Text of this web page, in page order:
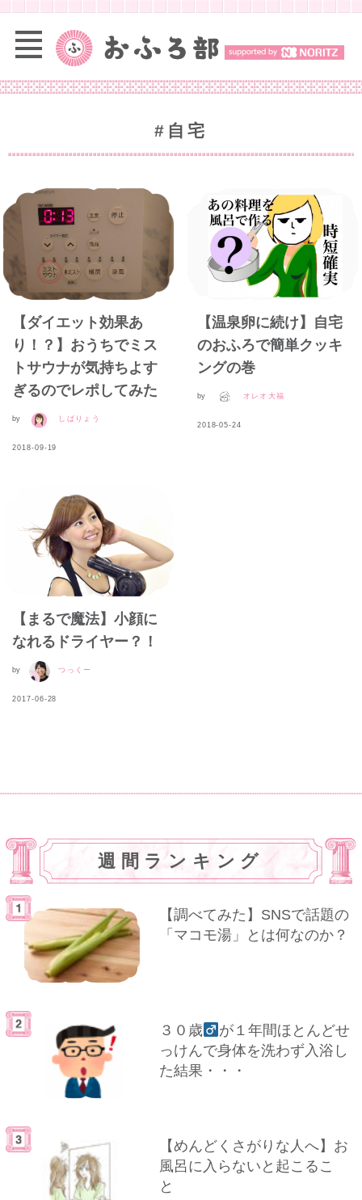
#自宅
【ダイエット効果あ
り！？】おうちでミス
トサウナが気持ちよす
ぎるのでレポしてみた
by しばりょう
2018-09-19
【温泉卵に続け】自宅
のおふろで簡単クッキ
ングの巻
by オレオ大福
2018-05-24
【まるで魔法】小顔に
なれるドライヤー？！
by つっくー
2017-06-28
週間ランキング
【調べてみた】SNSで話題の
「マコモ湯」とは何なのか？
３０歳
が１年間ほとんどせ
っけんで身体を洗わず入浴し
た結果・・・
【めんどくさがりな人へ】お
風呂に入らないと起こるこ
と